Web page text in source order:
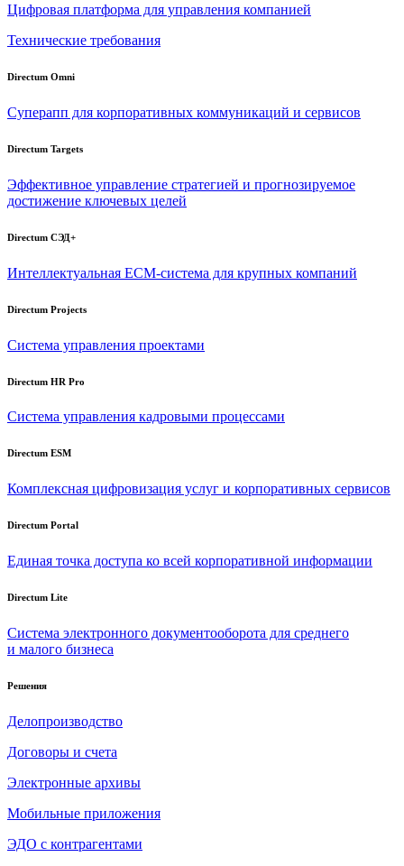
Цифровая платформа для управления компанией
Технические требования
Directum Omni
Суперапп для корпоративных коммуникаций и сервисов
Directum Targets
Эффективное управление стратегией и прогнозируемое
достижение ключевых целей
Directum СЭД+
Интеллектуальная ECM-система для крупных компаний
Directum Projects
Система управления проектами
Directum HR Pro
Система управления кадровыми процессами
Directum ESM
Комплексная цифровизация услуг и корпоративных сервисов
Directum Portal
Единая точка доступа ко всей корпоративной информации
Directum Lite
Система электронного документооборота для среднего
и малого бизнеса
Решения
Делопроизводство
Договоры и счета
Электронные архивы
Мобильные приложения
ЭДО с контрагентами